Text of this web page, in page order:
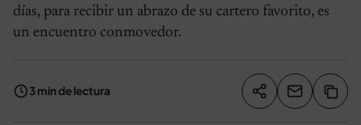
días, para recibir un abrazo de su cartero favorito, es
un encuentro conmovedor.
3 min de lectura Compartir